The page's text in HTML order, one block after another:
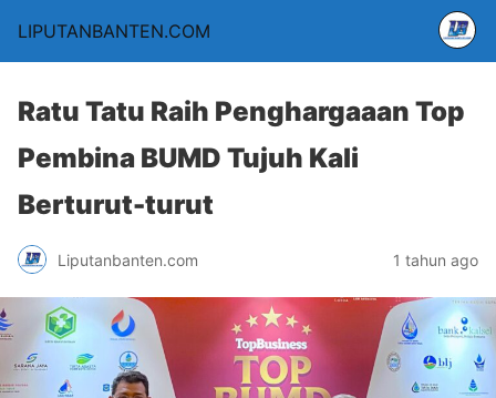
LIPUTANBANTEN.COM
Ratu Tatu Raih Penghargaaan Top
Pembina BUMD Tujuh Kali
Berturut-turut
Liputanbanten.com 1 tahun ago